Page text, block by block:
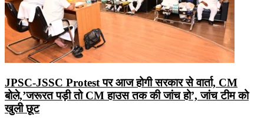
JPSC-JSSC Protest पर आज होगी सरकार से वार्ता, CM
बोले,’जरूरत पड़ी तो CM हाउस तक की जांच हो’, जांच टीम को
खुली छूट